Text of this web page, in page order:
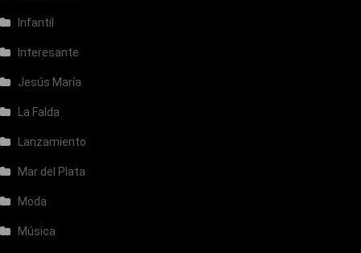
Infantil
Interesante
Jesús María
La Falda
Lanzamiento
Mar del Plata
Moda
Música